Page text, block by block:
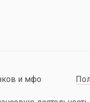
и мфо